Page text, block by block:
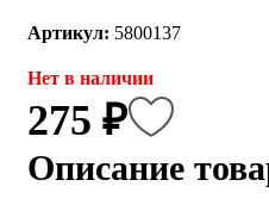
Артикул: 5800137
Нет в наличии
275 ₽
Описание